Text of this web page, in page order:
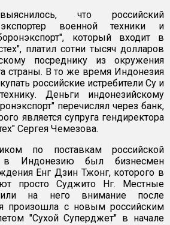
что российский
экспортер военной техники и
который входит в
платил сотни тысяч долларов
посреднику из окружения
страны. В то же время Индонезия
российские истребители Су и
Деньги индонезийскому
перечислял через банк,
является супруга гендиректора
Сергея Чемезова.
по поставкам российской
в Индонезию был бизнесмен
Енг Дзин Тжонг, которого в
просто Суджито Нг. Местные
на него внимание после
произошла с новым российским
"Сухой Суперджет" в начале